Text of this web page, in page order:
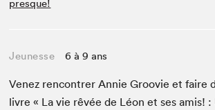
presque!
Jeunesse 6 à 9 ans
Venez ren­con­tr­er Annie Groovie et faire
livre « La vie rêvée de Léon et ses amis!